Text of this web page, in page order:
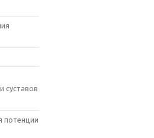
суставов
потенции